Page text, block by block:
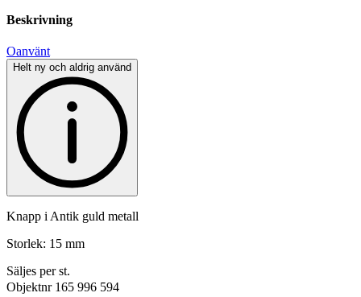
Beskrivning
Oanvänt
Helt ny och aldrig använd
Knapp i Antik guld metall
Storlek: 15 mm
Säljes per st.
Objektnr 165 996 594